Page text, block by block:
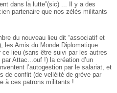
dans la lutte”(sic) ... Il y a des
partenaire que nos zélés militants
du nouveau lieu dit “associatif et
les Amis du Monde Diplomatique
lieu (sans être suivi par les autres
Attac...ouf !) la création d’un
l’autogestion par le salariat, et
de conflit (de velléité de grève par
à ces patrons militants !